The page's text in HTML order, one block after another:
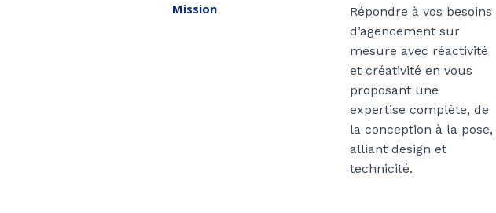
Mission
Répondre à vos besoins
d’agencement sur
mesure avec réactivité
et créativité en vous
proposant une
expertise complète, de
la conception à la pose,
alliant design et
technicité.